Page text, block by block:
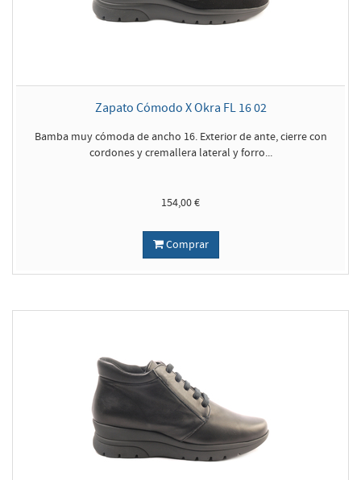
Zapato Cómodo X Okra FL 16 02
Bamba muy cómoda de ancho 16. Exterior de ante, cierre con
cordones y cremallera lateral y forro...
154,00 €
Comprar